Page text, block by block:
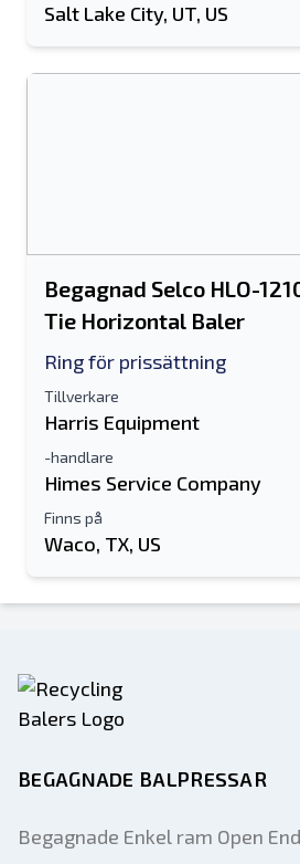
Salt Lake City, UT, US
Begagnad Selco HLO-
Tie Horizontal Baler
Ring för prissättning
Tillverkare
Harris Equipment
-handlare
Himes Service Company
Finns på
Waco, TX, US
BEGAGNADE BALPRESSAR
Begagnade Enkel ram Open